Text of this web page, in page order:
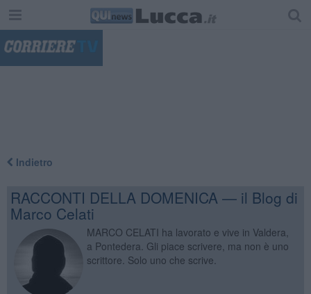
Indietro
RACCONTI DELLA DOMENICA — il Blog di
Marco Celati
MARCO CELATI ha lavorato e vive in Valdera,
a Pontedera. Gli piace scrivere, ma non è uno
scrittore. Solo uno che scrive.